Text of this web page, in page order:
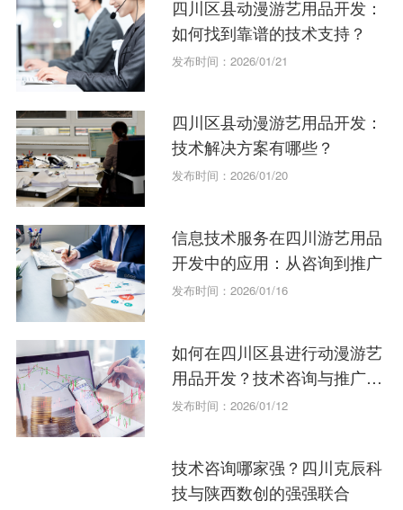
四川区县动漫游艺用品开发：
如何找到靠谱的技术支持？
发布时间：2026/01/21
四川区县动漫游艺用品开发：
技术解决方案有哪些？
发布时间：2026/01/20
信息技术服务在四川游艺用品
开发中的应用：从咨询到推广
发布时间：2026/01/16
如何在四川区县进行动漫游艺
用品开发？技术咨询与推广指
南
发布时间：2026/01/12
技术咨询哪家强？四川克辰科
技与陕西数创的强强联合